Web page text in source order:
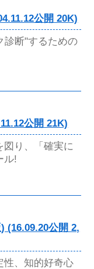
公開 20K)
診断"するための
公開 21K)
図り、「確実に
ル!
(16.09.20公開 2,
性、知的好奇心